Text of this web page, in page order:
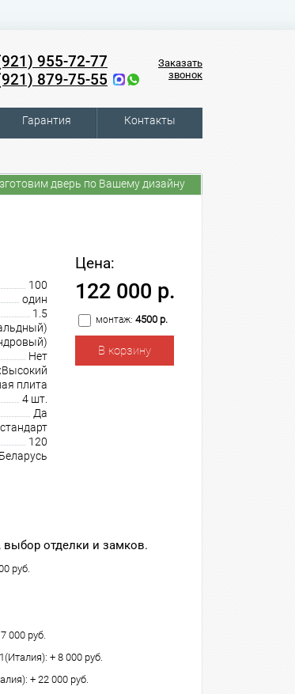
955-72-77
879-75-55
Заказать
звонок
Гарантия Контакты
дверь по Вашему дизайну
100
один
1.5
Нет
плита
4 шт.
Да
120
Беларусь
Цена:
122 000 р.
монтаж: 4500 р.
отделки и замков.
руб.
000 руб.
+ 8 000 руб.
+ 22 000 руб.